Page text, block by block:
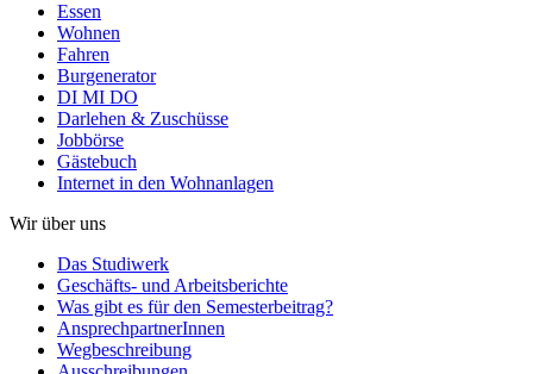
Essen
Wohnen
Fahren
Burgenerator
DI MI DO
Darlehen & Zuschüsse
Jobbörse
Gästebuch
Internet in den Wohnanlagen
Wir über uns
Das Studiwerk
Geschäfts- und Arbeitsberichte
Was gibt es für den Semesterbeitrag?
AnsprechpartnerInnen
Wegbeschreibung